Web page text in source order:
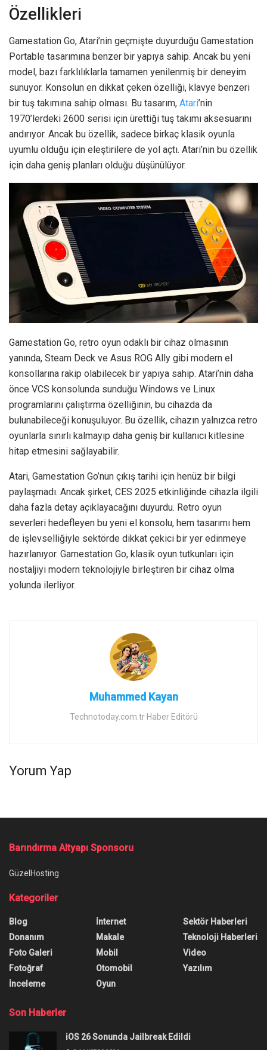
Özellikleri
Gamestation Go, Atari’nin geçmişte duyurduğu Gamestation
Portable tasarımına benzer bir yapıya sahip. Ancak bu yeni
model, bazı farklılıklarla tamamen yenilenmiş bir deneyim
sunuyor. Konsolun en dikkat çeken özelliği, klavye benzeri
bir tuş takımına sahip olması. Bu tasarım, Atari’nin
1970’lerdeki 2600 serisi için ürettiği tuş takımı aksesuarını
andırıyor. Ancak bu özellik, sadece birkaç klasik oyunla
uyumlu olduğu için eleştirilere de yol açtı. Atari’nin bu özellik
için daha geniş planları olduğu düşünülüyor.
Gamestation Go, retro oyun odaklı bir cihaz olmasının
yanında, Steam Deck ve Asus ROG Ally gibi modern el
konsollarına rakip olabilecek bir yapıya sahip. Atari’nin daha
önce VCS konsolunda sunduğu Windows ve Linux
programlarını çalıştırma özelliğinin, bu cihazda da
bulunabileceği konuşuluyor. Bu özellik, cihazın yalnızca retro
oyunlarla sınırlı kalmayıp daha geniş bir kullanıcı kitlesine
hitap etmesini sağlayabilir.
Atari, Gamestation Go’nun çıkış tarihi için henüz bir bilgi
paylaşmadı. Ancak şirket, CES 2025 etkinliğinde cihazla ilgili
daha fazla detay açıklayacağını duyurdu. Retro oyun
severleri hedefleyen bu yeni el konsolu, hem tasarımı hem
de işlevselliğiyle sektörde dikkat çekici bir yer edinmeye
hazırlanıyor. Gamestation Go, klasik oyun tutkunları için
nostaljiyi modern teknolojiyle birleştiren bir cihaz olma
yolunda ilerliyor.
Muhammed Kayan
Technotoday.com.tr Haber Editörü
Yorum Yap
Half-Life 3, 2025’te Gelebilir:
Yeni Gelişme Heyecanlandırdı
Half-Life 3, 2025 yılının ilerleyen aylarında
duyurulabilir. Seslendirme sanatçısı dikkate değer
bir paylaşımda bulundu.
Yazar: Burak Öz